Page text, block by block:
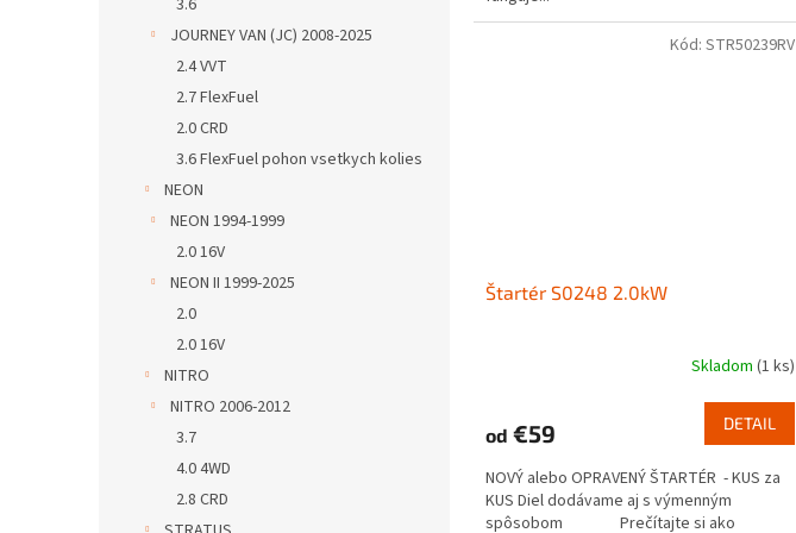
3.6
JOURNEY VAN (JC) 2008-2025
2.4 VVT
2.7 FlexFuel
2.0 CRD
3.6 FlexFuel pohon vsetkych kolies
NEON
NEON 1994-1999
2.0 16V
NEON II 1999-2025
2.0
2.0 16V
NITRO
NITRO 2006-2012
3.7
4.0 4WD
2.8 CRD
Štartér S0248 2.0kW
Skladom (1 ks)
od €59 DETAIL
NOVÝ alebo OPRAVENÝ ŠTARTÉR - KUS za
KUS Diel dodávame aj s výmenným
spôsobom Prečítajte si ako
Kód: STR50239RV